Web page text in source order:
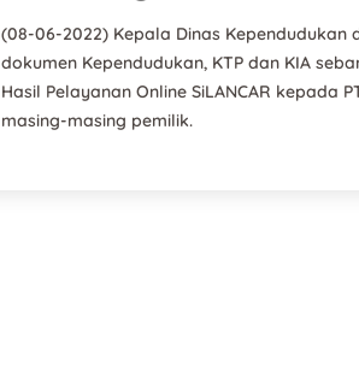
(08-06-2022) Kepala Dinas
dokumen Kependudukan, KTP dan KIA
Hasil Pelayanan Online SiLANCAR kepada
masing-masing pemilik.